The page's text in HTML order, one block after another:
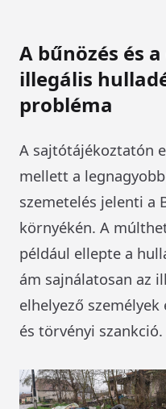
A bűnözés és
illegális
probléma
A sajtótájékoztatón
mellett a
szemetelés jelenti a
környékén. A
például ellepte a
ám sajnálatosan az
elhelyező
és törvényi szankció.